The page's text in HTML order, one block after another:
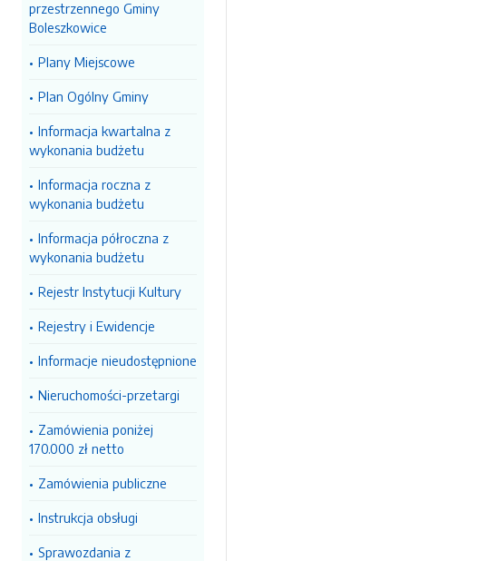
przestrzennego Gminy
Boleszkowice
Plany Miejscowe
Plan Ogólny Gminy
Informacja kwartalna z
wykonania budżetu
Informacja roczna z
wykonania budżetu
Informacja półroczna z
wykonania budżetu
Rejestr Instytucji Kultury
Rejestry i Ewidencje
Informacje nieudostępnione
Nieruchomości-przetargi
Zamówienia poniżej
170.000 zł netto
Zamówienia publiczne
Instrukcja obsługi
Sprawozdania z